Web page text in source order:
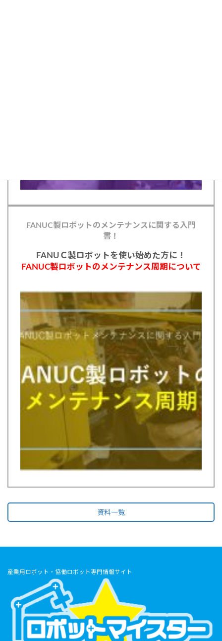
FANUC製ロボットのメンテナンスに関する入門
書！
FANUＣ製ロボットを使い始めた方に！
FANUC製ロボットのメンテナンス周期について
資料一覧
産業用ロボット・協働ロボット専門情報サイト